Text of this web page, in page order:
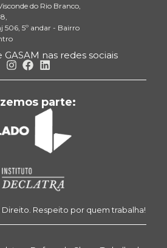
do Rio Branco,
506, 5º andar - Bairro
nas redes sociais
parte:
Respeito por quem trabalha!